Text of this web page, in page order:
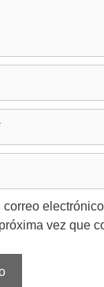
vez que